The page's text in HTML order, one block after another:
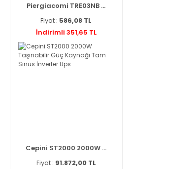
Piergiacomi TRE03NB ...
Fiyat : 586,08 TL
İndirimli 351,65 TL
Cepini ST2000 2000W ...
Fiyat : 91.872,00 TL